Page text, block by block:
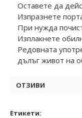
Оставете да
Изпразнете
При нужда
Изплакнете
Редовната
дълъг живот на
ОТЗИВИ
Етикети: